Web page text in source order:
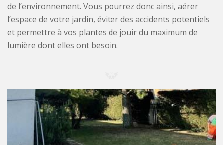
de l’environnement. Vous pourrez donc ainsi, aérer
l’espace de votre jardin, éviter des accidents potentiels
et permettre à vos plantes de jouir du maximum de
lumière dont elles ont besoin.